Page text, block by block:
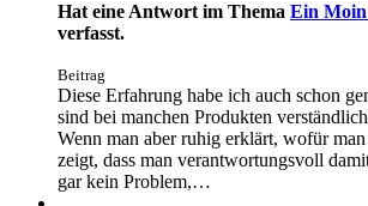
Hat eine Antwort im Thema Ein Moin
verfasst.
Beitrag
Diese Erfahrung habe ich auch schon
sind bei manchen Produkten
Wenn man aber ruhig erklärt, wofür
zeigt, dass man verantwortungsvoll
gar kein Problem,…